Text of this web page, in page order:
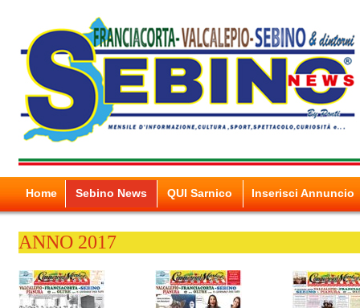
Home Sebino News QUI Sarnico Inserisci Annuncio
ANNO 2017